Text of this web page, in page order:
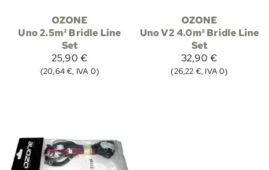
OZONE
Uno 2.5m² Bridle Line
Set
25,90 €
(20,64 €, IVA 0)
OZONE
Uno V2 4.0m² Bridle Line
Set
32,90 €
(26,22 €, IVA 0)